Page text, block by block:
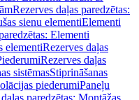
Rezerves daļas paredzētas:
sienu elementiElementi
Elementi
elementiRezerves daļas
Rezerves daļas
sistēmasStiprināšanas
piederumiPaneļu
paredzētas: Montāžas